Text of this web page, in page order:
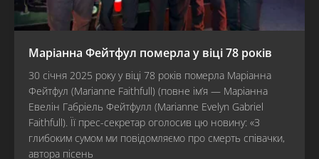
Маріанна Фейтфул померла у віці 78 років
30 січня 2025 року у віці 78 років померла Маріанна
Фейтфул (Marianne Faithfull) (повне ім’я — Маріанна
Евелін Габріель Фейтфулл (Marianne Evelyn Gabriel
Faithfull). Її прес-секретар оголосив цю новину: «З
глибоким сумом ми повідомляємо про смерть співачки,
автора пісень